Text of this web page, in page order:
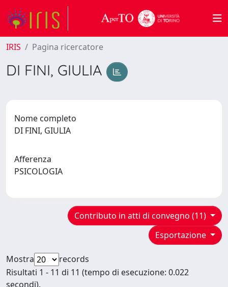
IRIS Pagina ricercatore
DI FINI, GIULIA
Nome completo
DI FINI, GIULIA
Afferenza
PSICOLOGIA
Contributo in atti di convegno (11)
Esportazione
Mostra
records
Risultati 1 - 11 di 11 (tempo di esecuzione: 0.022
secondi).